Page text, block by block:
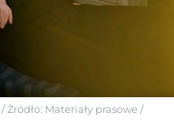
/ Źródło: Materiały prasowe /